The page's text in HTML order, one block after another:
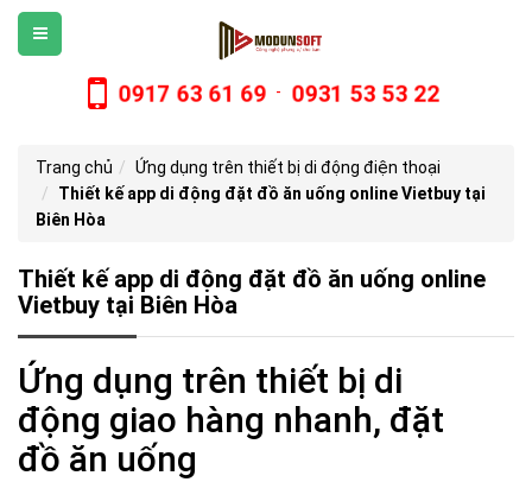
0917 63 61 69 - 0931 53 53 22
Trang chủ
Ứng dụng trên thiết bị di động điện thoại
Thiết kế app di động đặt đồ ăn uống online Vietbuy tại
Biên Hòa
Thiết kế app di động đặt đồ ăn uống online
Vietbuy tại Biên Hòa
Ứng dụng trên thiết bị di
động giao hàng nhanh, đặt
đồ ăn uống